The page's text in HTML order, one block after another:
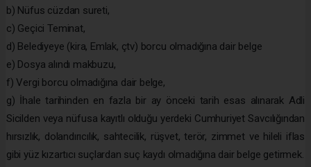
b) Nüfus cüzdan sureti,
c) Geçici Teminat,
d) Belediyeye (kira, Emlak, çtv) borcu olmadığına dair belge
e) Dosya alındı makbuzu,
f) Vergi borcu olmadığına dair belge,
g) İhale tarihinden en fazla bir ay önceki tarih esas alınarak Adli
Sicilden veya nüfusa kayıtlı olduğu yerdeki Cumhuriyet Savcılığından
hırsızlık, dolandırıcılık, sahtecilik, rüşvet, terör, zimmet ve hileli iflas
gibi yüz kızartıcı suçlardan suç kaydı olmadığına dair belge getirmek.